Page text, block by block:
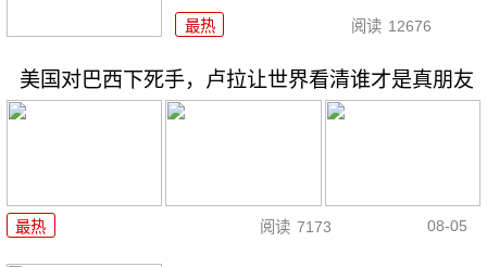
最热 阅读 12676
美国对巴西下死手，卢拉让世界看清谁才是真朋友
最热 阅读 7173 08-05